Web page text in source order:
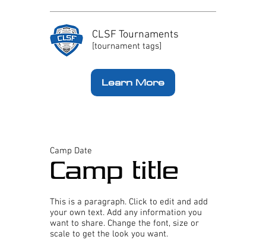
Learn More
CLSF Tournaments
[tournament tags]
This is a paragraph. Click to edit and add
your own text. Add any information you
want to share. Change the font, size or
scale to get the look you want.
Camp title
Camp Date